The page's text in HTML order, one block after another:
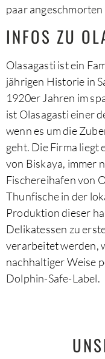
paar
INFOS ZU
Olasagasti ist ein
jährigen Historie in
1920er Jahren im
ist Olasagasti einer
wenn es um die
geht. Die Firma liegt
von Biskaya, immer
Fischereihafen von
Thunfische in der
Produktion dieser
Delikatessen zu
verarbeitet werden,
nachhaltiger Weise
Dolphin-Safe-Label.